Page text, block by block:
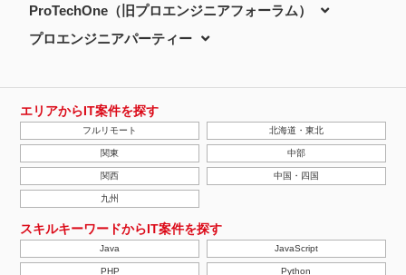
ProTechOne（旧プロエンジニアフォーラム）
プロエンジニアパーティー
エリアからIT案件を探す
フルリモート 北海道・東北
関東 中部
関西 中国・四国
九州
スキルキーワードからIT案件を探す
Java JavaScript
PHP Python